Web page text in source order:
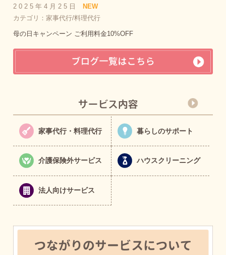
2025年4月25日
NEW
カテゴリ：家事代行/料理代行
母の日キャンペーン ご利用料金10%OFF
家事代行・料理代行 暮らしのサポート
介護保険外サービス ハウスクリーニング
法人向けサービス